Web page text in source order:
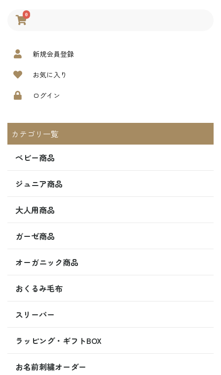
0
新規会員登録
お気に入り
ログイン
カテゴリ一覧
ベビー商品
ジュニア商品
大人用商品
ガーゼ商品
オーガニック商品
おくるみ毛布
スリーパー
ラッピング・ギフトBOX
お名前刺繍オーダー